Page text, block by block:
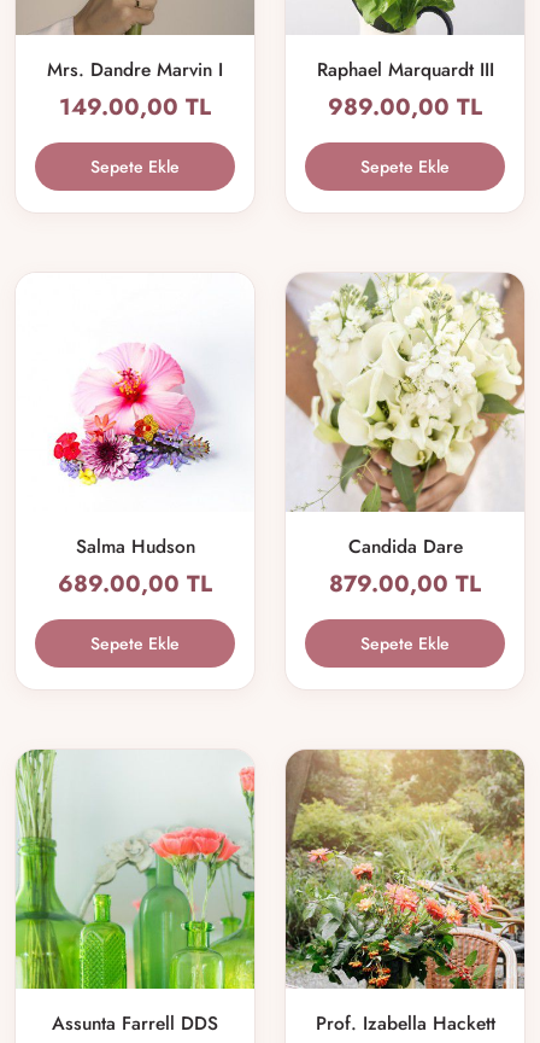
Mrs. Dandre Marvin I
149.00,00 TL
Sepete Ekle
Raphael Marquardt III
989.00,00 TL
Sepete Ekle
Salma Hudson
689.00,00 TL
Sepete Ekle
Candida Dare
879.00,00 TL
Sepete Ekle
Assunta Farrell DDS Prof. Izabella Hackett